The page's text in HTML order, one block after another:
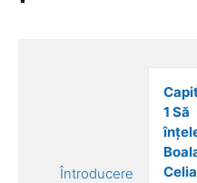
Întroducere
1 Să